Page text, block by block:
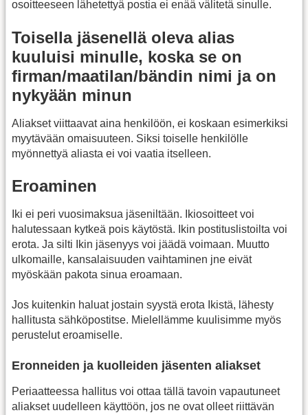
osoitteeseen lähetettyä postia ei enää välitetä sinulle.
Toisella jäsenellä oleva alias
kuuluisi minulle, koska se on
firman/maatilan/bändin nimi ja on
nykyään minun
Aliakset viittaavat aina henkilöön, ei koskaan esimerkiksi
myytävään omaisuuteen. Siksi toiselle henkilölle
myönnettyä aliasta ei voi vaatia itselleen.
Eroaminen
Iki ei peri vuosimaksua jäseniltään. Ikiosoitteet voi
halutessaan kytkeä pois käytöstä. Ikin postituslistoilta voi
erota. Ja silti Ikin jäsenyys voi jäädä voimaan. Muutto
ulkomaille, kansalaisuuden vaihtaminen jne eivät
myöskään pakota sinua eroamaan.
Jos kuitenkin haluat jostain syystä erota Ikistä, lähesty
hallitusta sähköpostitse. Mielellämme kuulisimme myös
perustelut eroamiselle.
Eronneiden ja kuolleiden jäsenten aliakset
Periaatteessa hallitus voi ottaa tällä tavoin vapautuneet
aliakset uudelleen käyttöön, jos ne ovat olleet riittävän